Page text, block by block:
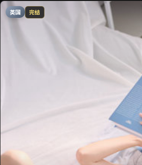
英国 完结